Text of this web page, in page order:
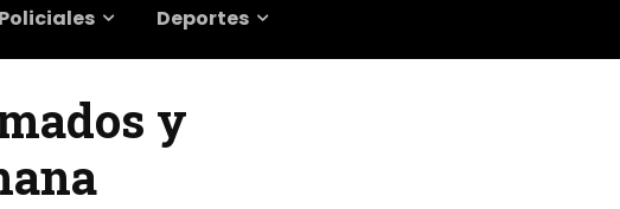
Policiales Deportes
y